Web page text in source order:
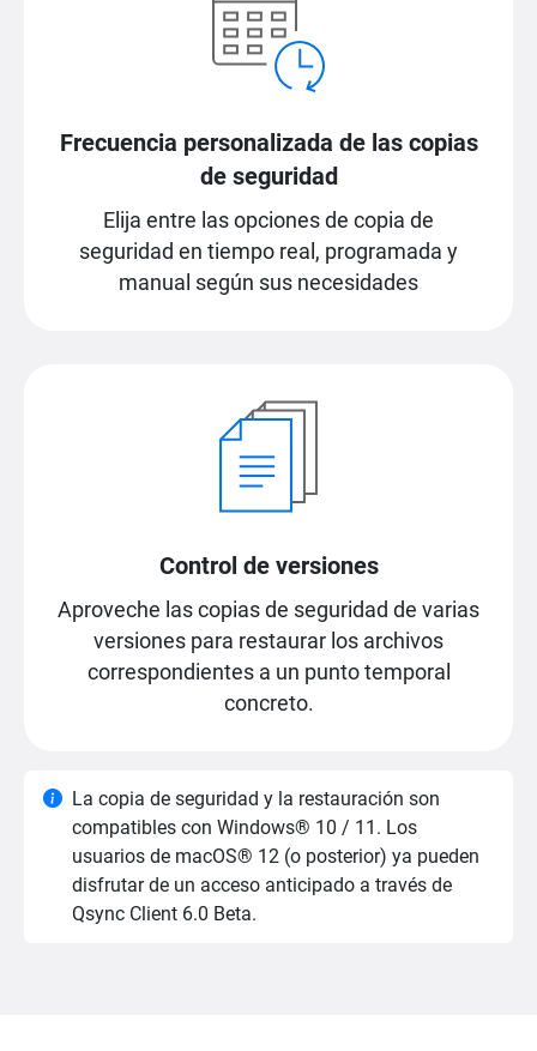
Frecuencia personalizada de las copias
de seguridad
Elija entre las opciones de copia de
seguridad en tiempo real, programada y
manual según sus necesidades
Control de versiones
Aproveche las copias de seguridad de varias
versiones para restaurar los archivos
correspondientes a un punto temporal
concreto.
La copia de seguridad y la restauración son
compatibles con Windows® 10 / 11. Los
usuarios de macOS® 12 (o posterior) ya pueden
disfrutar de un acceso anticipado a través de
Qsync Client 6.0 Beta.